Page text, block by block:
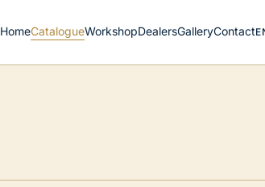
HomeCatalogueWorkshopDealersGalleryContact